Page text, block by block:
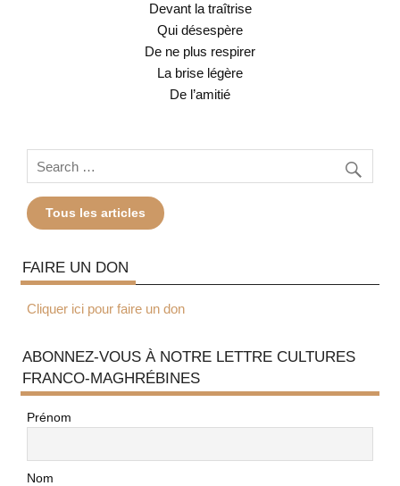
Devant la traîtrise
Qui désespère
De ne plus respirer
La brise légère
De l’amitié
Tous les articles
FAIRE UN DON
Cliquer ici pour faire un don
ABONNEZ-VOUS À NOTRE LETTRE CULTURES
FRANCO-MAGHRÉBINES
Prénom
Nom